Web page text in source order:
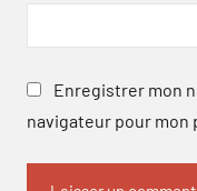
Enregistrer mon
navigateur pour mon